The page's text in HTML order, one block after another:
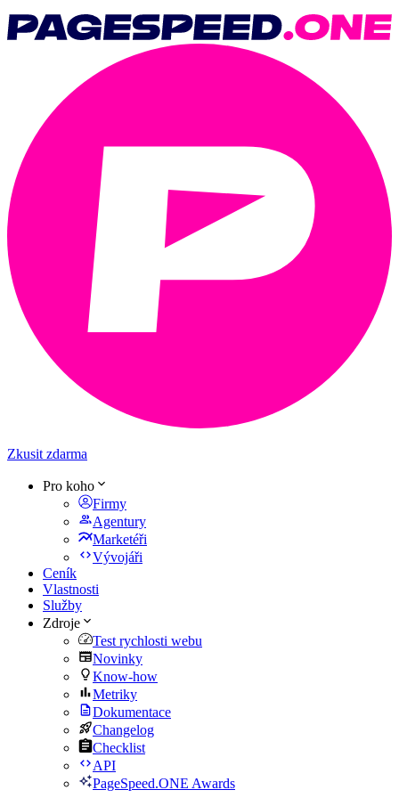
Zkusit zdarma
Pro koho
Firmy
Agentury
Marketéři
Vývojáři
Ceník
Vlastnosti
Služby
Zdroje
Test rychlosti webu
Novinky
Know-how
Metriky
Dokumentace
Changelog
Checklist
API
PageSpeed.ONE Awards